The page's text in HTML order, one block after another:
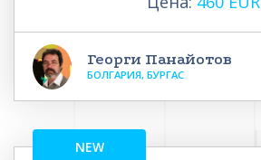
Георги Панайотов
БОЛГАРИЯ, БУРГАС
NEW